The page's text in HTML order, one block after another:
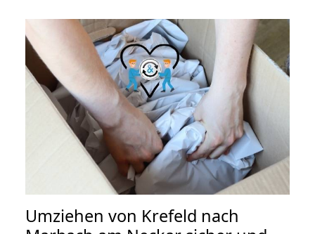
Umziehen von Krefeld nach